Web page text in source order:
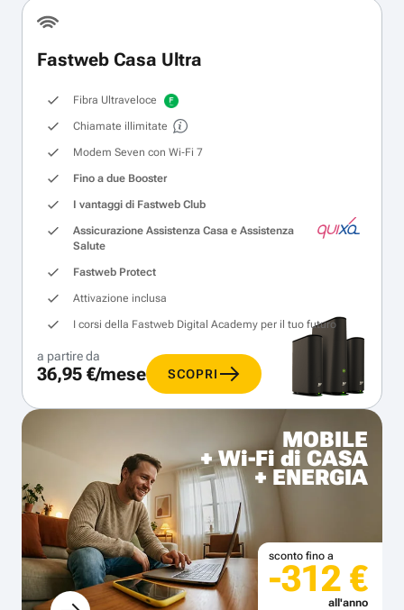
Fastweb Casa Ultra
Fibra Ultraveloce
Chiamate illimitate
Modem Seven con Wi‑Fi 7
Fino a due Booster
I vantaggi di Fastweb Club
Assicurazione Assistenza Casa e Assistenza
Salute
Fastweb Protect
Attivazione inclusa
I corsi della Fastweb Digital Academy per il tuo futuro
a partire da
36,95 €/mese SCOPRI
MOBILE
+ Wi-Fi di CASA
+ ENERGIA
sconto fino a
-312 €
all'anno